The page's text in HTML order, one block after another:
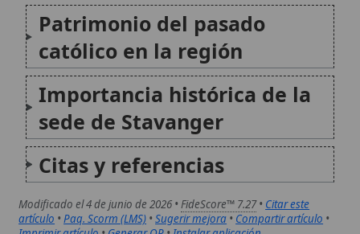
Modificado el 4 de junio de 2026 • FideScore™ 7.27
Citar este
artículo•Paq. Scorm (LMS)•Sugerir mejora•Compartir artículo
Imprimir artículo • •Instalar aplicación
Antigua diócesis de Aarhus
La antigua diócesis de Aarhus (también
citada como Arusia o Arusiensis) fue una
sede eclesiástica medieval de la Iglesia en
Dinamarca, vinculada al desarrollo del
cristianismo en la región de Jutlandia. Su
historia reúne hitos de evangelización, la
organización territorial...
Antigua diócesis de Bergen